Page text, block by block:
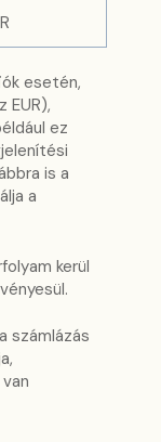
esetén,
EUR),
ez
is a
a
kerül
számlázás